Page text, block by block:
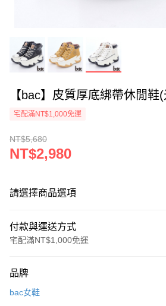
【bac】皮質厚底綁帶休閒鞋
宅配滿NT$1,000免運
NT$5,680
NT$2,980
請選擇商品選項
付款與運送方式
宅配滿NT$1,000免運
信用卡一次付款
品牌
bac女鞋